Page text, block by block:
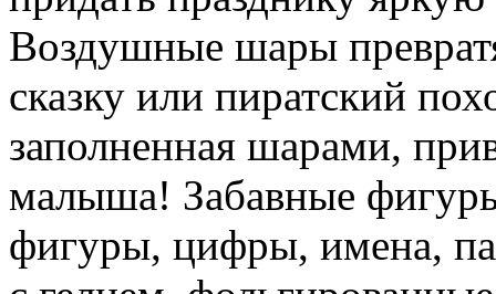
Воздушные шары
сказку или пиратский
заполненная шарами,
малыша! Забавные
фигуры, цифры, имена,